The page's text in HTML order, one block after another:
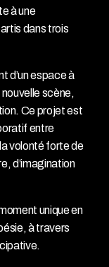
à une
dans trois
d’un espace à
scène,
Ce projet est
entre
volonté forte de
d’imagination
unique en
à travers